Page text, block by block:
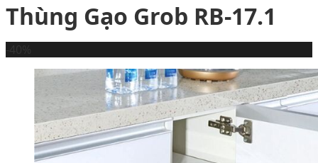
Thùng Gạo Grob RB-17.1